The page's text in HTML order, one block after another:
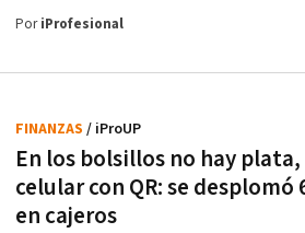
PoriProfesional
En los bolsillos no hay
celular con QR: se desplomó
en cajeros
FINANZAS / iProUP